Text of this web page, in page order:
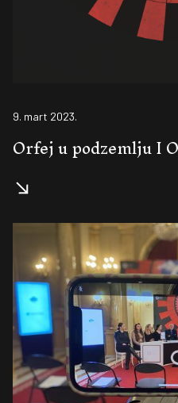
9. mart 2023.
Orfej u podzemlju I